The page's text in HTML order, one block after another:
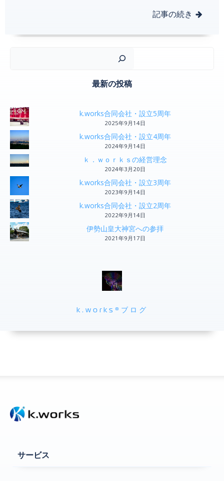
記事の続き
最新の投稿
k.works合同会社・設立5周年
2025年9月14日
k.works合同会社・設立4周年
2024年9月14日
ｋ．ｗｏｒｋｓの経営理念
2024年3月20日
k.works合同会社・設立3周年
2023年9月14日
k.works合同会社・設立2周年
2022年9月14日
伊勢山皇大神宮への参拝
2021年9月17日
k.works®ブログ
サービス